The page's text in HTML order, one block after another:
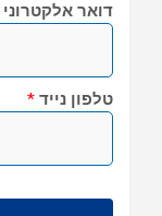
דואר אלקטרוני
טלפון נייד *